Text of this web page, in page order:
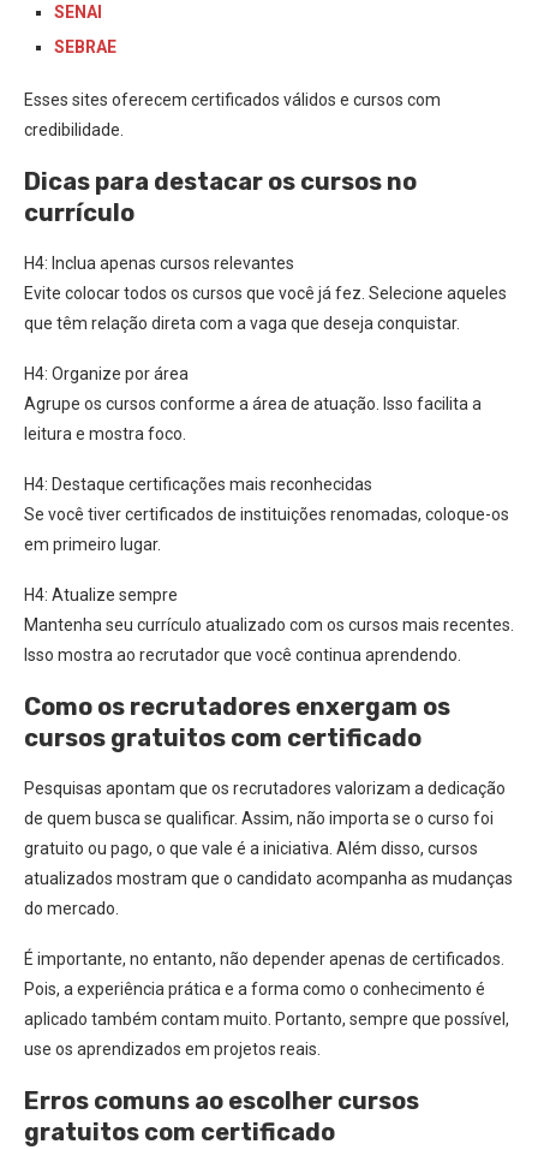
SENAI
SEBRAE
Esses sites oferecem certificados válidos e cursos com
credibilidade.
Dicas para destacar os cursos no
currículo
H4: Inclua apenas cursos relevantes
Evite colocar todos os cursos que você já fez. Selecione aqueles
que têm relação direta com a vaga que deseja conquistar.
H4: Organize por área
Agrupe os cursos conforme a área de atuação. Isso facilita a
leitura e mostra foco.
H4: Destaque certificações mais reconhecidas
Se você tiver certificados de instituições renomadas, coloque-os
em primeiro lugar.
H4: Atualize sempre
Mantenha seu currículo atualizado com os cursos mais recentes.
Isso mostra ao recrutador que você continua aprendendo.
Como os recrutadores enxergam os
cursos gratuitos com certificado
Pesquisas apontam que os recrutadores valorizam a dedicação
de quem busca se qualificar. Assim, não importa se o curso foi
gratuito ou pago, o que vale é a iniciativa. Além disso, cursos
atualizados mostram que o candidato acompanha as mudanças
do mercado.
É importante, no entanto, não depender apenas de certificados.
Pois, a experiência prática e a forma como o conhecimento é
aplicado também contam muito. Portanto, sempre que possível,
use os aprendizados em projetos reais.
Erros comuns ao escolher cursos
gratuitos com certificado